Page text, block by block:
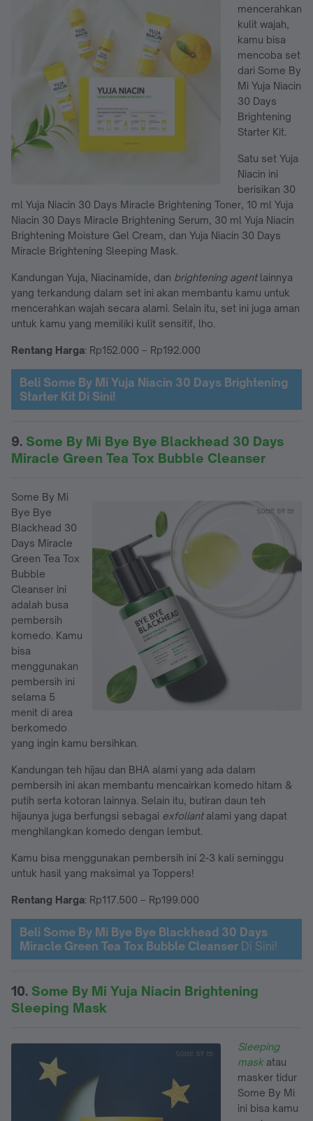
mencerahkan
kulit wajah,
kamu bisa
mencoba set
dari Some By
Mi Yuja Niacin
30 Days
Brightening
Starter Kit.
Satu set Yuja
Niacin ini
berisikan 30
ml Yuja Niacin 30 Days Miracle Brightening Toner, 10 ml Yuja
Niacin 30 Days Miracle Brightening Serum, 30 ml Yuja Niacin
Brightening Moisture Gel Cream, dan Yuja Niacin 30 Days
Miracle Brightening Sleeping Mask.
Kandungan Yuja, Niacinamide, dan brightening agentlainnya
yang terkandung dalam set ini akan membantu kamu untuk
mencerahkan wajah secara alami. Selain itu, set ini juga aman
untuk kamu yang memiliki kulit sensitif, lho.
Rentang Harga: Rp152.000 – Rp192.000
Beli Some By Mi Yuja Niacin 30 Days Brightening
Starter Kit Di Sini!
9. Some By Mi Bye Bye Blackhead 30 Days
Miracle Green Tea Tox Bubble Cleanser
Some By Mi
Bye Bye
Blackhead 30
Days Miracle
Green Tea Tox
Bubble
Cleanser ini
adalah busa
pembersih
komedo. Kamu
bisa
menggunakan
pembersih ini
selama 5
menit di area
berkomedo
yang ingin kamu bersihkan.
Kandungan teh hijau dan BHA alami yang ada dalam
pembersih ini akan membantu mencairkan komedo hitam &
putih serta kotoran lainnya. Selain itu, butiran daun teh
hijaunya juga berfungsi sebagai exfoliantalami yang dapat
menghilangkan komedo dengan lembut.
Kamu bisa menggunakan pembersih ini 2-3 kali seminggu
untuk hasil yang maksimal ya Toppers!
Rentang Harga: Rp117.500 – Rp199.000
Beli Some By Mi Bye Bye Blackhead 30 Days
Miracle Green Tea Tox Bubble Cleanser Di Sini!
10. Some By Mi Yuja Niacin Brightening
Sleeping Mask
Sleeping
mask atau
masker tidur
Some By Mi
ini bisa kamu